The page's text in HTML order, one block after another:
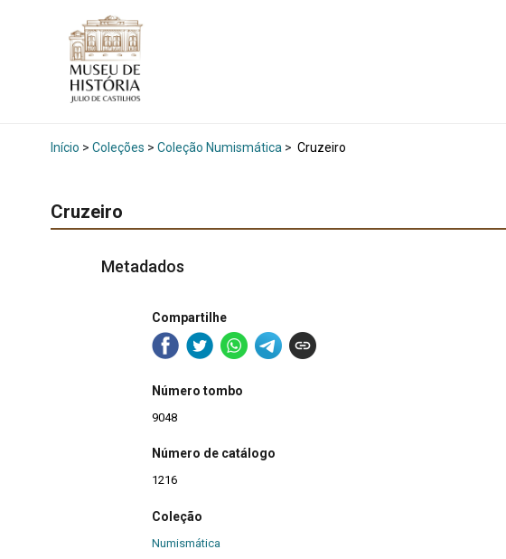
Início > Coleções > Coleção Numismática > Cruzeiro
Cruzeiro
Metadados
Compartilhe
Número tombo
9048
Número de catálogo
1216
Coleção
Numismática